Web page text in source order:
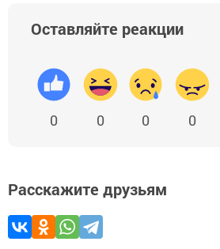
Оставляйте реакции
0 0 0 0
Расскажите друзьям